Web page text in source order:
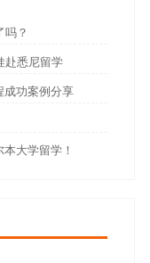
？
赴悉尼留学
成功案例分享
大学留学！